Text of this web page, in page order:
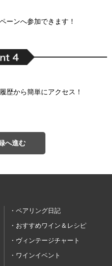
ーンへ参加できます！
歴から簡単にアクセス！
へ進む
ペアリング日記
おすすめワイン＆レシピ
ヴィンテージチャート
ワインイベント